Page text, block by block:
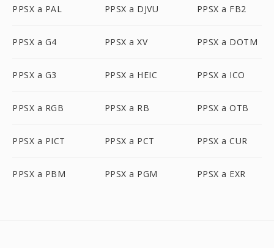
PPSX a PAL PPSX a DJVU PPSX a FB2
PPSX a G4 PPSX a XV PPSX a DOTM
PPSX a G3 PPSX a HEIC PPSX a ICO
PPSX a RGB PPSX a RB PPSX a OTB
PPSX a PICT PPSX a PCT PPSX a CUR
PPSX a PBM PPSX a PGM PPSX a EXR